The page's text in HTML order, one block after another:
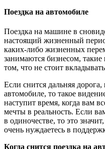
Поездка на автомобиле
Поездка на машине в
настоящий жизненный
каких-либо жизненных
занимаются бизнесом,
том, что не стоит
Если снится дальняя
автомобиле, то такое
наступит время, когда вам
мечты в реальность. Если
в одиночестве, то это
очень нуждаетесь в
Когда снится поездка на